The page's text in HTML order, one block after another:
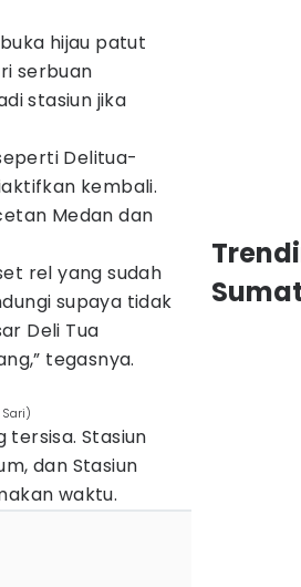
hijau patut
serbuan
stasiun jika
Delitua-
kembali.
Medan dan
rel yang sudah
supaya tidak
Deli Tua
tegasnya.
tersisa. Stasiun
dan Stasiun
waktu.